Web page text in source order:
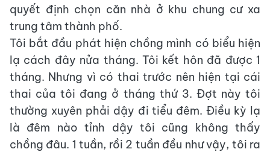
quyết định chọn căn nhà ở khu chung cư xa
trung tâm thành phố.
Tôi bắt đầu phát hiện chồng mình có biểu hiện
lạ cách đây nửa tháng. Tôi kết hôn đã được 1
tháng. Nhưng vì có thai trước nên hiện tại cái
thai của tôi đang ở tháng thứ 3. Đợt này tôi
thường xuyên phải dậy đi tiểu đêm. Điều kỳ lạ
là đêm nào tỉnh dậy tôi cũng không thấy
chồng đâu. 1 tuần, rồi 2 tuần đều như vậy, tôi ra